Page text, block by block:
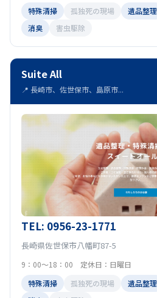
特殊清掃
孤独死の現場 遺品整理
消臭
害虫駆除
Suite All
📍 長崎市、佐世保市、島原市...
TEL: 0956-23-1771
長崎県佐世保市八幡町87-5
9：00～18：00 定休日：日曜日
特殊清掃
孤独死の現場 遺品整理